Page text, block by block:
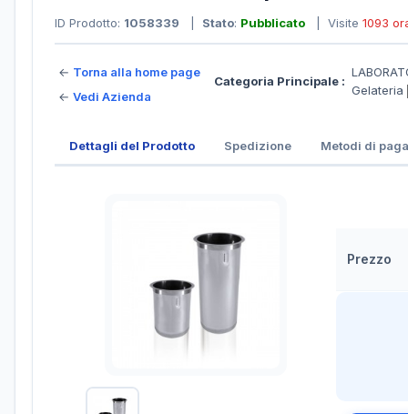
ID Prodotto: 1058339 Stato: Pubblicato | Visite 1093
← Torna alla home page
← Vedi Azienda
Categoria Principale :
Gelateria
Dettagli del Prodotto Spedizione Metodi di
Prezzo